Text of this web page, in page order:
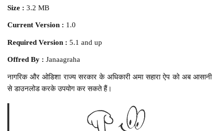
Size : 3.2 MB
Current Version : 1.0
Required Version : 5.1 and up
Offred By : Janaagraha
नागरिक और ओडिशा राज्य सरकार के अधिकारी अमा सहारा ऐप को अब आसानी
से डाउनलोड करके उपयोग कर सकते हैं।